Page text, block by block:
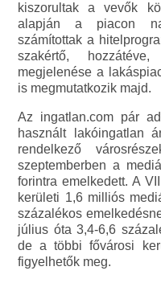
kiszorultak a vevők
alapján a piacon
számítottak a
szakértő,
megjelenése a
is megmutatkozik majd.
Az ingatlan.com pár
használt lakóingatlan
rendelkező
szeptemberben a
forintra emelkedett. A
kerületi 1,6 milliós
százalékos
július óta 3,4-6,6
de a többi fővárosi
figyelhetők meg.